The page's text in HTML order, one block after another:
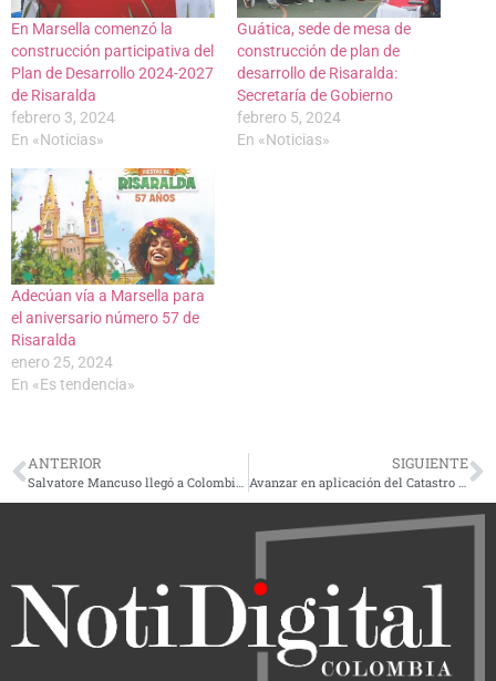
En Marsella comenzó la
construcción participativa del
Plan de Desarrollo 2024-2027
de Risaralda
febrero 3, 2024
En «Noticias»
Guática, sede de mesa de
construcción de plan de
desarrollo de Risaralda:
Secretaría de Gobierno
febrero 5, 2024
En «Noticias»
Adecúan vía a Marsella para
el aniversario número 57 de
Risaralda
enero 25, 2024
En «Es tendencia»
ANTERIOR
Salvatore Mancuso llegó a Colombia y sería gestor de paz
SIGUIENTE
Avanzar en aplicación del Catastro Multipropósito, objetivo del Gobierno Nacional